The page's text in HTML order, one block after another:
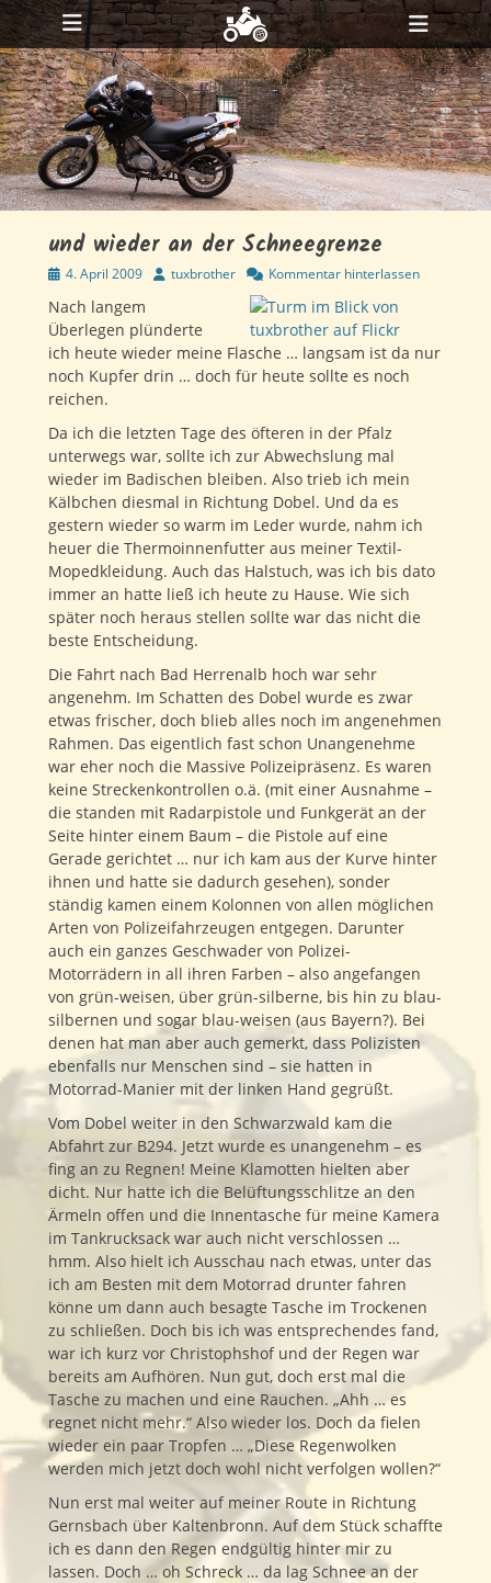
Primäres Menü
Zum
Inhalt
springen
und wieder an der Schneegrenze
Veröffentlicht
4. April 2009 Autortuxbrother Kommentar hinterlassen
Nach langem
Überlegen plünderte
ich heute wieder meine Flasche … langsam ist da nur
noch Kupfer drin … doch für heute sollte es noch
reichen.
Da ich die letzten Tage des öfteren in der Pfalz
unterwegs war, sollte ich zur Abwechslung mal
wieder im Badischen bleiben. Also trieb ich mein
Kälbchen diesmal in Richtung Dobel. Und da es
gestern wieder so warm im Leder wurde, nahm ich
heuer die Thermoinnenfutter aus meiner Textil-
Mopedkleidung. Auch das Halstuch, was ich bis dato
immer an hatte ließ ich heute zu Hause. Wie sich
später noch heraus stellen sollte war das nicht die
beste Entscheidung.
Die Fahrt nach Bad Herrenalb hoch war sehr
angenehm. Im Schatten des Dobel wurde es zwar
etwas frischer, doch blieb alles noch im angenehmen
Rahmen. Das eigentlich fast schon Unangenehme
war eher noch die Massive Polizeipräsenz. Es waren
keine Streckenkontrollen o.ä. (mit einer Ausnahme –
die standen mit Radarpistole und Funkgerät an der
Seite hinter einem Baum – die Pistole auf eine
Gerade gerichtet … nur ich kam aus der Kurve hinter
ihnen und hatte sie dadurch gesehen), sonder
ständig kamen einem Kolonnen von allen möglichen
Arten von Polizeifahrzeugen entgegen. Darunter
auch ein ganzes Geschwader von Polizei-
Motorrädern in all ihren Farben – also angefangen
von grün-weisen, über grün-silberne, bis hin zu blau-
silbernen und sogar blau-weisen (aus Bayern?). Bei
denen hat man aber auch gemerkt, dass Polizisten
ebenfalls nur Menschen sind – sie hatten in
Motorrad-Manier mit der linken Hand gegrüßt.
Vom Dobel weiter in den Schwarzwald kam die
Abfahrt zur B294. Jetzt wurde es unangenehm – es
fing an zu Regnen! Meine Klamotten hielten aber
dicht. Nur hatte ich die Belüftungsschlitze an den
Ärmeln offen und die Innentasche für meine Kamera
im Tankrucksack war auch nicht verschlossen …
hmm. Also hielt ich Ausschau nach etwas, unter das
ich am Besten mit dem Motorrad drunter fahren
könne um dann auch besagte Tasche im Trockenen
zu schließen. Doch bis ich was entsprechendes fand,
war ich kurz vor Christophshof und der Regen war
bereits am Aufhören. Nun gut, doch erst mal die
Tasche zu machen und eine Rauchen. „Ahh … es
regnet nicht mehr.“ Also wieder los. Doch da fielen
wieder ein paar Tropfen … „Diese Regenwolken
werden mich jetzt doch wohl nicht verfolgen wollen?“
Nun erst mal weiter auf meiner Route in Richtung
Gernsbach über Kaltenbronn. Auf dem Stück schaffte
ich es dann den Regen endgültig hinter mir zu
lassen. Doch … oh Schreck … da lag Schnee an der